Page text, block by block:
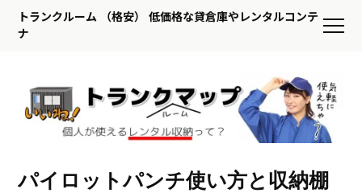
トランクルーム （格安） 低価格な貸倉庫やレンタルコンテ
ナ
パイロットパンチ使い方と収納棚